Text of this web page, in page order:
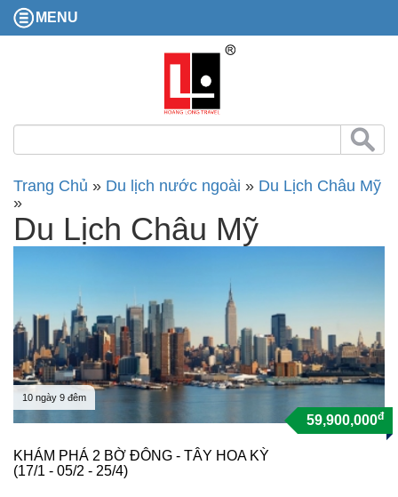
MENU
Trang Chủ » Du lịch nước ngoài » Du Lịch Châu Mỹ
»
Du Lịch Châu Mỹ
10 ngày 9 đêm
59,900,000đ
KHÁM PHÁ 2 BỜ ĐÔNG - TÂY HOA KỲ
(17/1 - 05/2 - 25/4)